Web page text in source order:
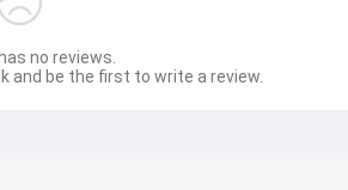
no reviews.
and be the first to write a review.